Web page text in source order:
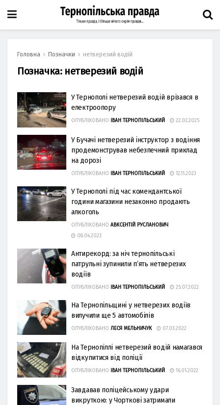
Головна Позначки нетверезий водій
Позначка: нетверезий водій
У Тернополі нетверезий водій врізався в
електроопору
ОПУБЛІКОВАНО ІВАН ТЕРНОПІЛЬСЬКИЙ 22.02.2025
У Бучачі нетверезий інструктор з водіння
продемонстрував небезпечний приклад
на дорозі
ОПУБЛІКОВАНО ІВАН ТЕРНОПІЛЬСЬКИЙ 12.11.2023
У Тернополі під час комендантської
години магазини незаконно продають
алкоголь
ОПУБЛІКОВАНО АВКСЕНТІЙ РУСЛАНОВИЧ
08.04.2023
Антирекорд: за ніч тернопільські
патрульні зупинили п’ять нетверезих
водіїв
ОПУБЛІКОВАНО ІВАН ТЕРНОПІЛЬСЬКИЙ 25.07.2022
На Тернопільщині у нетверезих водіїв
вилучили ще 5 автомобілів
ОПУБЛІКОВАНО ЛЕСЯ МЕЛЬНИЧУК 07.03.2022
На Тернопіллі нетверезий водій намагався
відкупитися від поліції
ОПУБЛІКОВАНО ІВАН ТЕРНОПІЛЬСЬКИЙ 16.01.2022
Завдавав поліцейському удари
викруткою: у Чорткові затримали